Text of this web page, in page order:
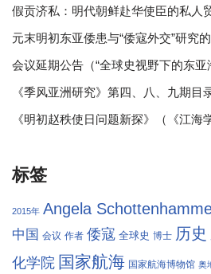
假贡济私：明代朝鲜赴华使臣的私人
元末明初东亚倭患与“倭寇外交”研究
会议延期公告（“全球史视野下的东亚
《季风亚洲研究》第四、八、九期目
《明初赵秩使日问题新探》（《江海
标签
2015年 Angela
中国 会议 作者 倭寇 全球史 博士 历史
化学院 国家航海 国家航海博物馆 奥